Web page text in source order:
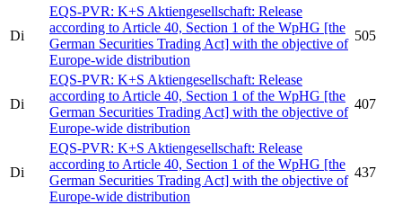
Di
EQS-PVR: K+S Aktiengesellschaft: Release
according to Article 40, Section 1 of the WpHG [the
German Securities Trading Act] with the objective of
Europe-wide distribution
505
Di
EQS-PVR: K+S Aktiengesellschaft: Release
according to Article 40, Section 1 of the WpHG [the
German Securities Trading Act] with the objective of
Europe-wide distribution
407
Di
EQS-PVR: K+S Aktiengesellschaft: Release
according to Article 40, Section 1 of the WpHG [the
German Securities Trading Act] with the objective of
Europe-wide distribution
437